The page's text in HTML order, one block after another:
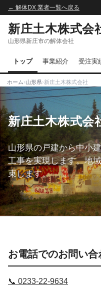
← 解体DX 業者一覧へ戻る
新庄土木株式会
山形県新庄市の解体会社
トップ 事業紹介 受注実
ホーム›山形県›新庄土木株式会社
新庄土木株式会
山形県の戸建から中小
工事を実現します。地
束します。
お電話でのお問い合
📞 0233-22-9634